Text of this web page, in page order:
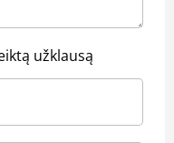
užklausą